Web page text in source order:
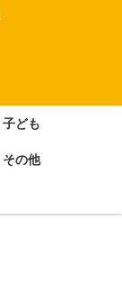
子ども
その他